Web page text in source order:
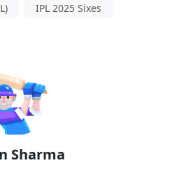
IPL 2025 Sixes
Sharma